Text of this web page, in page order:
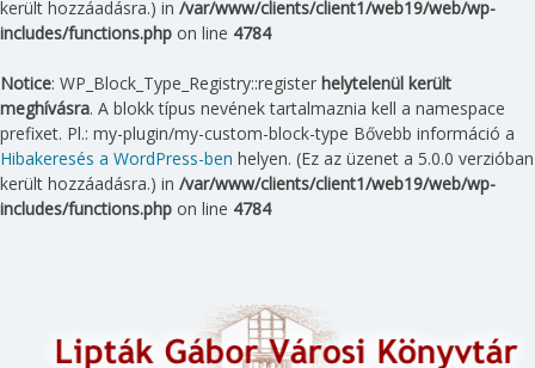
került hozzáadásra.) in /var/www/clients/client1/web19/web/wp-
includes/functions.php on line 4784
Notice: WP_Block_Type_Registry::register helytelenül került
meghívásra. A blokk típus nevének tartalmaznia kell a namespace
prefixet. Pl.: my-plugin/my-custom-block-type Bővebb információ a
Hibakeresés a WordPress-ben helyen. (Ez az üzenet a 5.0.0 verzióban
került hozzáadásra.) in /var/www/clients/client1/web19/web/wp-
includes/functions.php on line 4784